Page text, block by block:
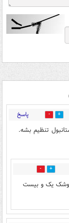
44 پاسخ
1:20 بعدی برای استانبول تنظیم بشه.
8
یکی ازین موشکارو بذارن ۱:۲۰ موشک یک و بیست